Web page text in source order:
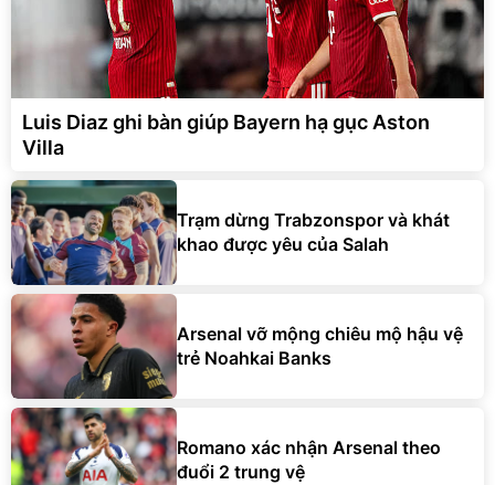
Luis Diaz ghi bàn giúp Bayern hạ gục Aston
Villa
Trạm dừng Trabzonspor và khát
khao được yêu của Salah
Arsenal vỡ mộng chiêu mộ hậu vệ
trẻ Noahkai Banks
Romano xác nhận Arsenal theo
đuổi 2 trung vệ